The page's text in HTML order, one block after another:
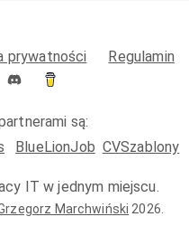
prywatności Regulamin
są:
BlueLionJob CVSzablony
IT w jednym miejscu.
Marchwiński 2026